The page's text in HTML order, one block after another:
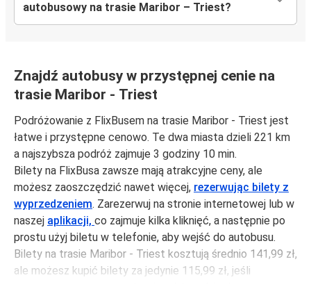
autobusowy na trasie Maribor – Triest?
Znajdź autobusy w przystępnej cenie na
trasie Maribor - Triest
Podróżowanie z FlixBusem na trasie Maribor - Triest jest
łatwe i przystępne cenowo. Te dwa miasta dzieli 221 km
a najszybsza podróż zajmuje 3 godziny 10 min.
Bilety na FlixBusa zawsze mają atrakcyjne ceny, ale
możesz zaoszczędzić nawet więcej, rezerwując bilety z
wyprzedzeniem. Zarezerwuj na stronie internetowej lub w
naszej aplikacji, co zajmuje kilka kliknięć, a następnie po
prostu użyj biletu w telefonie, aby wejść do autobusu.
Bilety na trasie Maribor - Triest kosztują średnio 141,99 zł,
ale możesz kupić bilety za jedynie 115,99 zł, jeśli